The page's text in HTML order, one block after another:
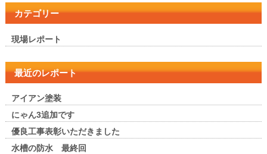
カテゴリー
現場レポート
最近のレポート
アイアン塗装
にゃん3追加です
優良工事表彰いただきました
水槽の防水 最終回